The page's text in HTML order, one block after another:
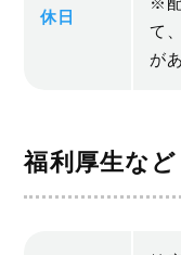
休日
て
が
福利厚生など